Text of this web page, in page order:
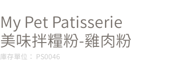
My Pet Patisserie
美味拌糧粉-雞肉粉
庫存單位： PS0046